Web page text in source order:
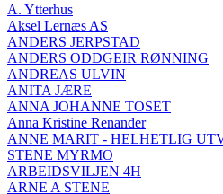
A. Ytterhus
Aksel Lernæs AS
ANDERS JERPSTAD
ANDERS ODDGEIR RØNNING
ANDREAS ULVIN
ANITA JÆRE
ANNA JOHANNE TOSET
Anna Kristine Renander
ANNE MARIT - HELHETLIG
STENE MYRMO
ARBEIDSVILJEN 4H
ARNE A STENE